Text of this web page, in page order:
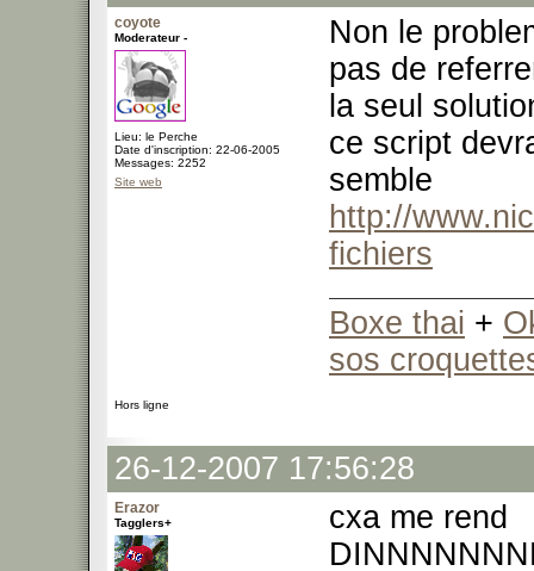
coyote
Moderateur -
Lieu: le Perche
Date d'inscription: 22-06-2005
Messages: 2252
Site web
Non le
pas de
la seul
ce script
semble
http://
fichiers
Boxe thai +
sos
Hors ligne
26-12-2007 17:56:28
Erazor
Tagglers+
cxa me rend